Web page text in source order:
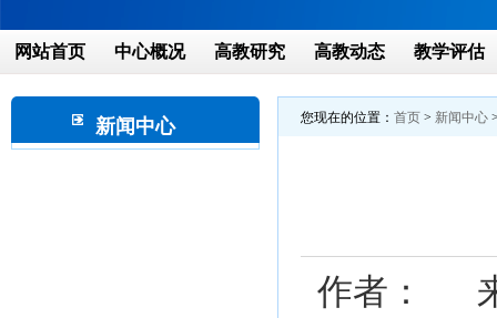
网站首页 中心概况 高教研究 高教动态 教学评估
新闻中心 您现在的位置： 首页 > 新闻中心
作者：